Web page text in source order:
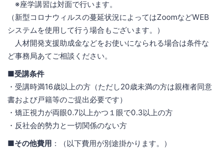
※座学講習は対面で行います。
（新型コロナウィルスの蔓延状況によってはZoomなどWEB
システムを使用して行う場合もございます。）
人材開発支援助成金などをお使いになられる場合は条件な
ど事務局あてご相談ください。
■受講条件
・受講時満16歳以上の方（ただし20歳未満の方は親権者同意
書および戸籍等のご提出必要です）
・矯正視力が両眼0.7以上かつ１眼で0.3以上の方
・反社会的勢力と一切関係のない方
■その他費用 ：（以下費用が別途掛かります。）